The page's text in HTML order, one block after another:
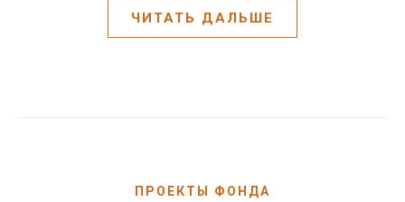
ЧИТАТЬ ДАЛЬШЕ
ПРОЕКТЫ ФОНДА